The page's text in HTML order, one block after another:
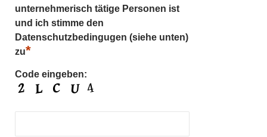
unternehmerisch tätige Personen ist
und ich stimme den
Datenschutzbedingugen (siehe unten)
zu*
Code eingeben: